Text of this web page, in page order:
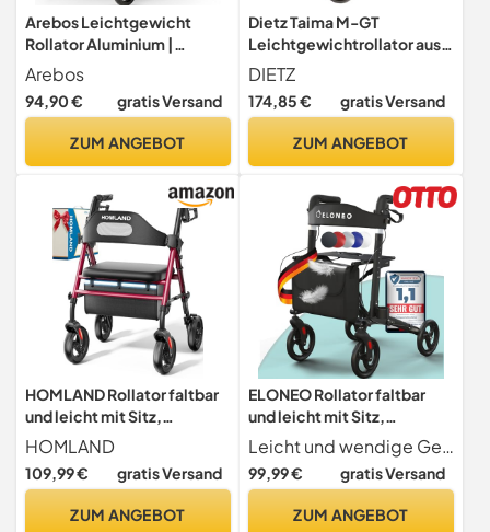
Arebos Leichtgewicht
Rollator Aluminium |
Reiserollator 6-fach
höhenverstellbar | Faltbar |
Inkl.Stockhalter und
Einkaufstasche | Gehwagen
Feststellfunktion | Schwarz
Arebos
94,90 € gratis Versand
ZUM ANGEBOT
Dietz Taima M-GT
Leichtgewichtrollator aus
Aluminium mit Rückengurt
und Tasche und nur 5,8 kg
Eigengewicht
DIETZ
174,85 € gratis Versand
ZUM ANGEBOT
HOMLAND Rollator faltbar
und leicht mit Sitz,
Rollatoren 159 kg belastbar
HOMLAND
109,99 € gratis Versand
ZUM ANGEBOT
ELONEO Rollator faltbar
und leicht mit Sitz,
Leichtgewicht-
Reiserollator aus
Aluminium, Gehhilfe 8-
Laufhilfe 3-fach faltbar für
Leicht und wendige Gehhilfe für Senioren Mit seinem geringen Gewicht von nur 7,8 kg und den um 360 drehbaren Rädern ist dieser Rollator besonders gut für den Alltag und die Freizeit geeignet.
99,99 € gratis Versand
ZUM ANGEBOT